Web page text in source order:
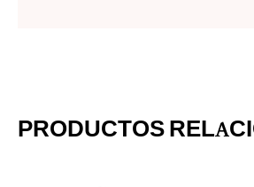
PRODUCTOS